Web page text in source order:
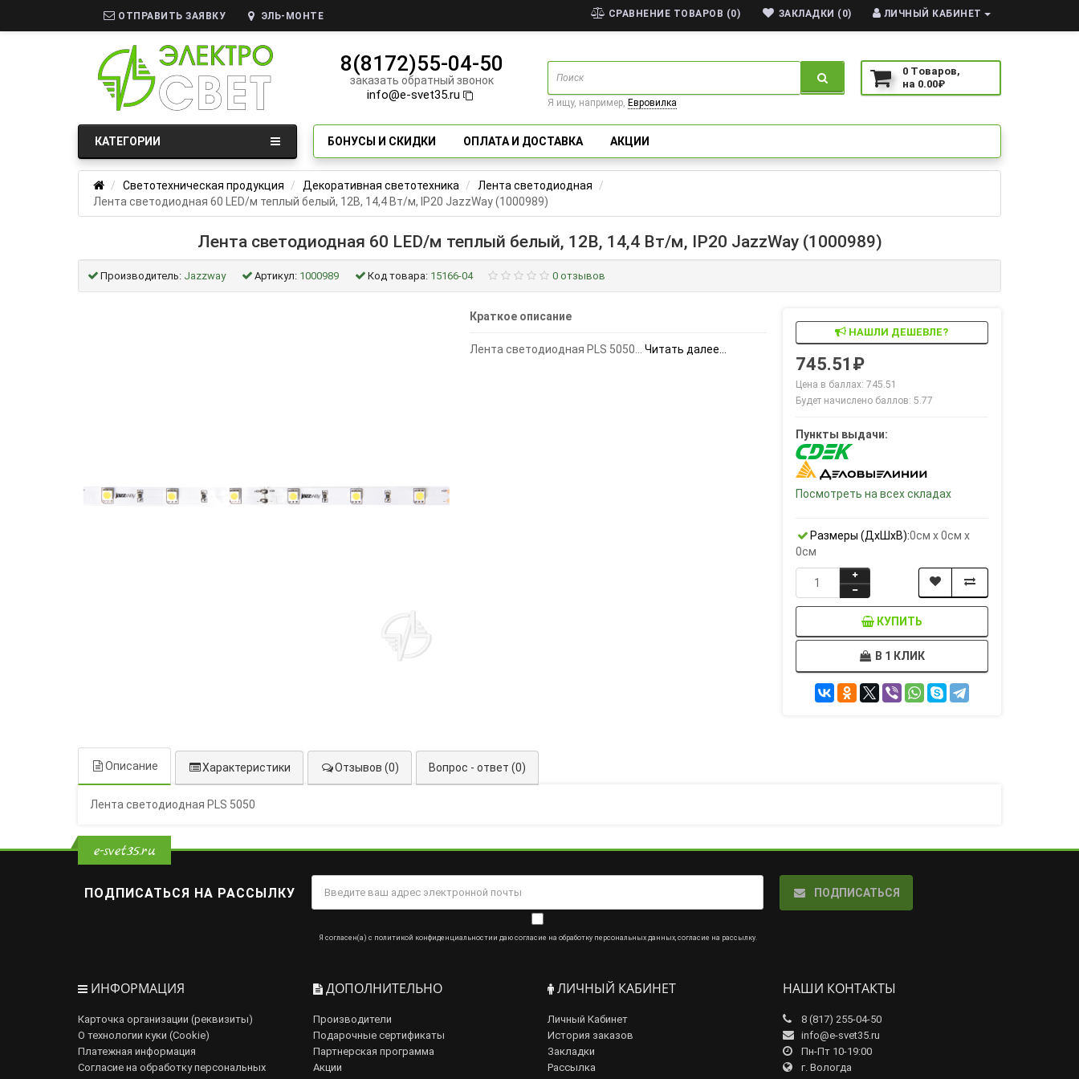
ОТПРАВИТЬ ЗАЯВКУ ЭЛЬ-МОНТЕ ЛИЧНЫЙ КАБИНЕТ
ЗАКЛАДКИ (0)
СРАВНЕНИЕ ТОВАРОВ (0)
8(8172)55-04-50
заказать обратный звонок
info@e-svet35.ru
0 Tоваров,
на 0.00₽
Я ищу, например, Евровилка
БОНУСЫ И СКИДКИ ОПЛАТА И ДОСТАВКА АКЦИИ
КАТЕГОРИИ
Светотехническая продукция Декоративная светотехника
Лента светодиодная
Лента светодиодная 60 LED/м теплый белый, 12В, 14,4 Вт/м, IP20 JazzWay (1000989)
Лента светодиодная 60 LED/м теплый белый, 12В, 14,4 Вт/м, IP20 JazzWay (1000989)
Производитель: Jazzway Артикул: 1000989 Код товара: 15166-04 0 отзывов
Краткое описание
Лента светодиодная PLS 5050... Читать далее...
НАШЛИ ДЕШЕВЛЕ?
745.51₽
Цена в баллах: 745.51
Будет начислено баллов: 5.77
Пункты выдачи:
Посмотреть на всех складах
Размеры (ДxШxВ):0см x 0см x
0см
КУПИТЬ
В 1 КЛИК
Описание Характеристики Отзывов (0) Вопрос - ответ (0)
Лента светодиодная PLS 5050
e-svet35.ru
ПОДПИСАТЬСЯ НА РАССЫЛКУ
Я согласен(а) с политикой конфиденциальности и даю согласие на обработку персональных данных, согласие на рассылку.
ПОДПИСАТЬСЯ
ИНФОРМАЦИЯ
Карточка организации (реквизиты)
О технологии куки (Cookie)
Платежная информация
Согласие на обработку персональных
ДОПОЛНИТЕЛЬНО
Производители
Подарочные сертификаты
Партнерская программа
Акции
ЛИЧНЫЙ КАБИНЕТ
Личный Кабинет
История заказов
Закладки
Рассылка
НАШИ КОНТАКТЫ
8 (817) 255-04-50
info@e-svet35.ru
Пн-Пт 10-19:00
г. Вологда